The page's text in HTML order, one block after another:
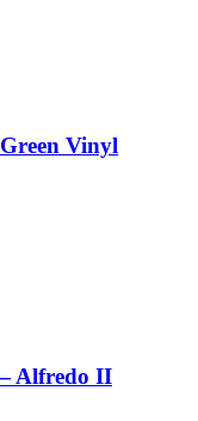
Vinyl
Alfredo II